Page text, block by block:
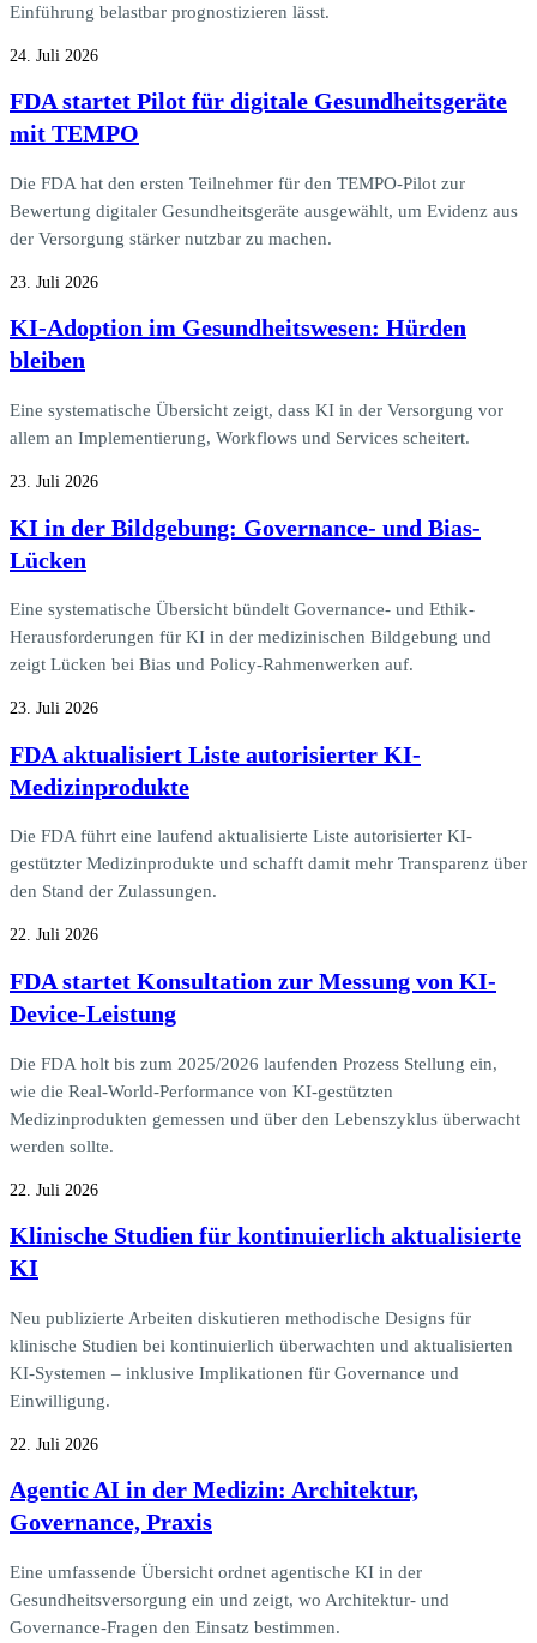
Einführung belastbar prognostizieren lässt.
24. Juli 2026
FDA startet Pilot für digitale Gesundheitsgeräte
mit TEMPO
Die FDA hat den ersten Teilnehmer für den TEMPO-Pilot zur
Bewertung digitaler Gesundheitsgeräte ausgewählt, um Evidenz aus
der Versorgung stärker nutzbar zu machen.
23. Juli 2026
KI-Adoption im Gesundheitswesen: Hürden
bleiben
Eine systematische Übersicht zeigt, dass KI in der Versorgung vor
allem an Implementierung, Workflows und Services scheitert.
23. Juli 2026
KI in der Bildgebung: Governance- und Bias-
Lücken
Eine systematische Übersicht bündelt Governance- und Ethik-
Herausforderungen für KI in der medizinischen Bildgebung und
zeigt Lücken bei Bias und Policy-Rahmenwerken auf.
23. Juli 2026
FDA aktualisiert Liste autorisierter KI-
Medizinprodukte
Die FDA führt eine laufend aktualisierte Liste autorisierter KI-
gestützter Medizinprodukte und schafft damit mehr Transparenz über
den Stand der Zulassungen.
22. Juli 2026
FDA startet Konsultation zur Messung von KI-
Device-Leistung
Die FDA holt bis zum 2025/2026 laufenden Prozess Stellung ein,
wie die Real-World-Performance von KI-gestützten
Medizinprodukten gemessen und über den Lebenszyklus überwacht
werden sollte.
22. Juli 2026
Klinische Studien für kontinuierlich aktualisierte
KI
Neu publizierte Arbeiten diskutieren methodische Designs für
klinische Studien bei kontinuierlich überwachten und aktualisierten
KI-Systemen – inklusive Implikationen für Governance und
Einwilligung.
22. Juli 2026
Agentic AI in der Medizin: Architektur,
Governance, Praxis
Eine umfassende Übersicht ordnet agentische KI in der
Gesundheitsversorgung ein und zeigt, wo Architektur- und
Governance-Fragen den Einsatz bestimmen.